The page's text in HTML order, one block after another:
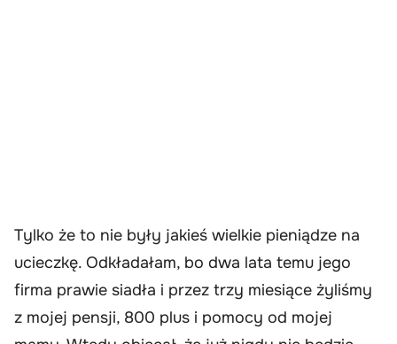
Tylko że to nie były jakieś wielkie pieniądze na
ucieczkę. Odkładałam, bo dwa lata temu jego
firma prawie siadła i przez trzy miesiące żyliśmy
z mojej pensji, 800 plus i pomocy od mojej